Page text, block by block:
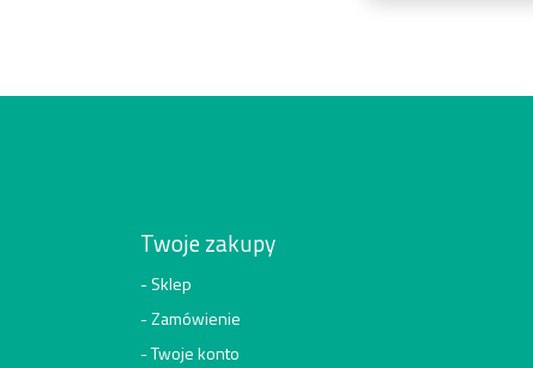
Twoje zakupy
Sklep
Zamówienie
Twoje konto